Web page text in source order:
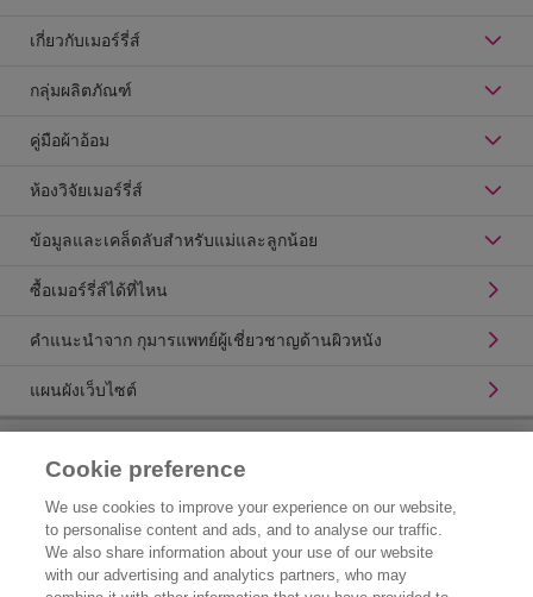
เกี่ยวกับเมอร์รี่ส์
กลุ่มผลิตภัณฑ์
คู่มือผ้าอ้อม
ห้องวิจัยเมอร์รี่ส์
ข้อมูลและเคล็ดลับสำหรับแม่และลูกน้อย
ซื้อเมอร์รี่ส์ได้ที่ไหน
คำแนะนำจาก กุมารแพทย์ผู้เชี่ยวชาญด้านผิวหนัง
แผนผังเว็บไซต์
ติดต่อเรา
ข้อมูลเกี่ยวกับบริษัท
Cookie preference
We use cookies to improve your experience on our website,
to personalise content and ads, and to analyse our traffic.
We also share information about your use of our website
with our advertising and analytics partners, who may